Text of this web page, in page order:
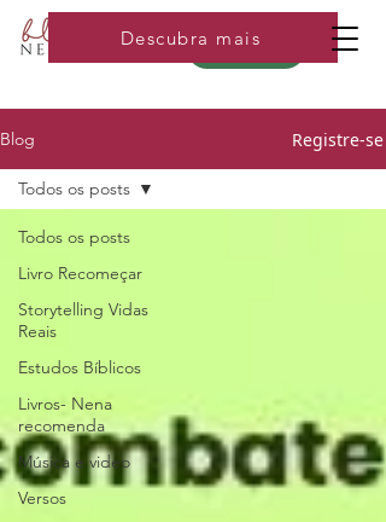
Loja
Descubra mais
Blog Registre-se
Todos os posts
Livro Recomeçar
Storytelling Vidas
Reais
Estudos Bíblicos
Livros- Nena
recomenda
Música e video
Versos
Todos os posts